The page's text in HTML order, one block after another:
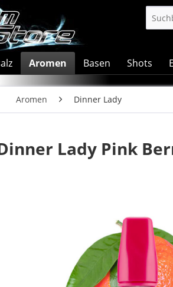
Aromen Basen Shots
Aromen Dinner Lady
Lady Pink